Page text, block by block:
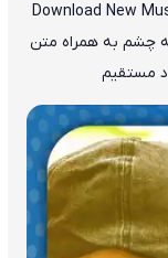
Download New
چشم به همراه متن
مستقیم